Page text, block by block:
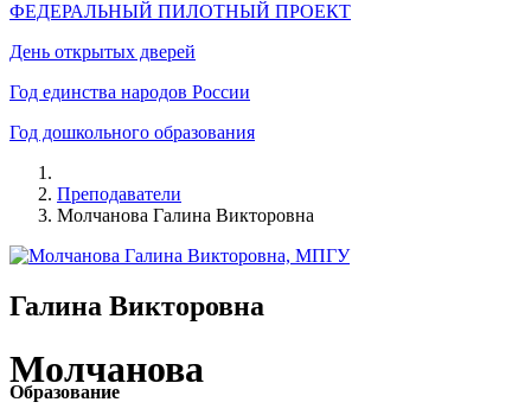
ФЕДЕРАЛЬНЫЙ ПИЛОТНЫЙ ПРОЕКТ
День открытых дверей
Год единства народов России
Год дошкольного образования
Преподаватели
Молчанова Галина Викторовна
Галина Викторовна
Молчанова
Образование